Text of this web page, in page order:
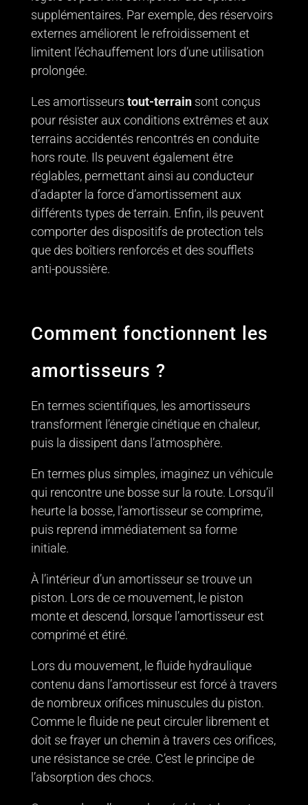
supplémentaires. Par exemple, des réservoirs
externes améliorent le refroidissement et
limitent l’échauffement lors d’une utilisation
prolongée.
Les amortisseurs tout-terrainsont conçus
pour résister aux conditions extrêmes et aux
terrains accidentés rencontrés en conduite
hors route. Ils peuvent également être
réglables, permettant ainsi au conducteur
d’adapter la force d’amortissement aux
différents types de terrain. Enfin, ils peuvent
comporter des dispositifs de protection tels
que des boîtiers renforcés et des soufflets
anti-poussière.
Comment fonctionnent les
amortisseurs ?
En termes scientifiques, les amortisseurs
transforment l’énergie cinétique en chaleur,
puis la dissipent dans l’atmosphère.
En termes plus simples, imaginez un véhicule
qui rencontre une bosse sur la route. Lorsqu’il
heurte la bosse, l’amortisseur se comprime,
puis reprend immédiatement sa forme
initiale.
À l’intérieur d’un amortisseur se trouve un
piston. Lors de ce mouvement, le piston
monte et descend, lorsque l’amortisseur est
comprimé et étiré.
Lors du mouvement, le fluide hydraulique
contenu dans l’amortisseur est forcé à travers
de nombreux orifices minuscules du piston.
Comme le fluide ne peut circuler librement et
doit se frayer un chemin à travers ces orifices,
une résistance se crée. C’est le principe de
l’absorption des chocs.